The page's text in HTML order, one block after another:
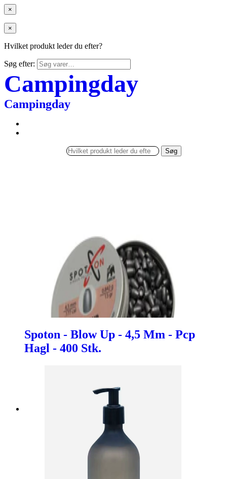
×
×
Hvilket produkt leder du efter?
Søg efter:
Campingday
Campingday
Søg
Spoton - Blow Up - 4,5 Mm - Pcp
Hagl - 400 Stk.